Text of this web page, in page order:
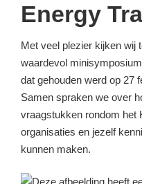
Energy
Met veel plezier kijken wij
waardevol
dat gehouden werd op 27
Samen spraken we over
vraagstukken rondom het
organisaties en jezelf
kunnen maken.